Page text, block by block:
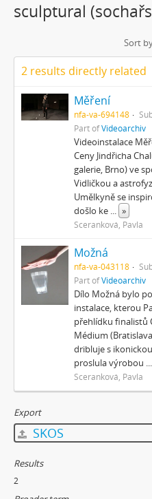
sculptural
Sort
2 results directly related
Měření
nfa-va-694148
Part ofVideoarchiv
Videoinstalace
Ceny Jindřicha
galerie, Brno) ve
Vidličkou a
Umělkyně se
došlo ke ... »
Sceranková, Pavla
Možná
nfa-va-043118
Part ofVideoarchiv
Dílo Možná bylo
instalace, kterou
přehlídku finalistů
Médium
dribluje s
proslula výrobou ...
Sceranková, Pavla
Export
SKOS
Results
2